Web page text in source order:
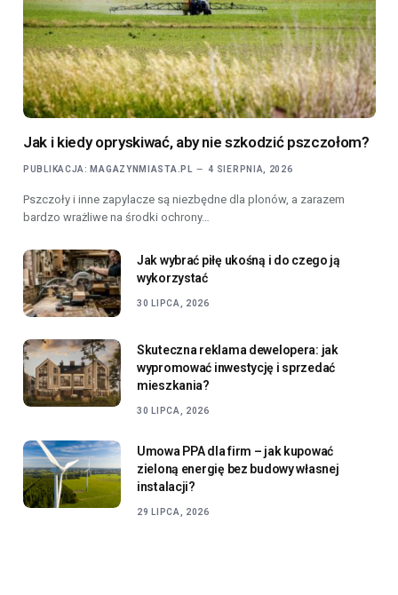
Jak i kiedy opryskiwać, aby nie szkodzić pszczołom?
PUBLIKACJA: MAGAZYNMIASTA.PL 4 SIERPNIA, 2026
Pszczoły i inne zapylacze są niezbędne dla plonów, a zarazem
bardzo wrażliwe na środki ochrony…
Jak wybrać piłę ukośną i do czego ją
wykorzystać
30 LIPCA, 2026
Skuteczna reklama dewelopera: jak
wypromować inwestycję i sprzedać
mieszkania?
30 LIPCA, 2026
Umowa PPA dla firm – jak kupować
zieloną energię bez budowy własnej
instalacji?
29 LIPCA, 2026